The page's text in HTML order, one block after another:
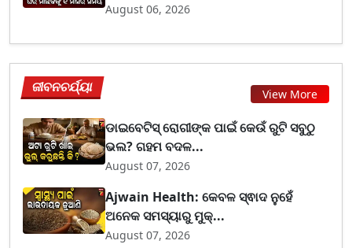
August 06, 2026
ଜୀବନଚର୍ଯ୍ୟା View More
ଡାଇବେଟିସ୍ ରୋଗୀଙ୍କ ପାଇଁ କେଉଁ ରୁଟି ସବୁଠୁ
ଭଲ? ଗହମ ବଦଳ...
August 07, 2026
Ajwain Health: କେବଳ ସ୍ଵାଦ ନୁହେଁ
ଅନେକ ସମସ୍ୟାରୁ ମୁକ୍...
August 07, 2026